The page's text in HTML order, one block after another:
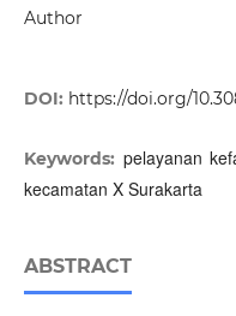
Author
DOI: https://doi.org/
Keywords: pelayanan
kecamatan X Surakarta
ABSTRACT